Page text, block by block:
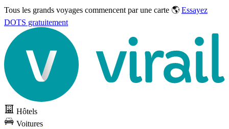
Tous les grands voyages commencent par une carte 🌎 Essayez
DOTS gratuitement
Hôtels
Voitures